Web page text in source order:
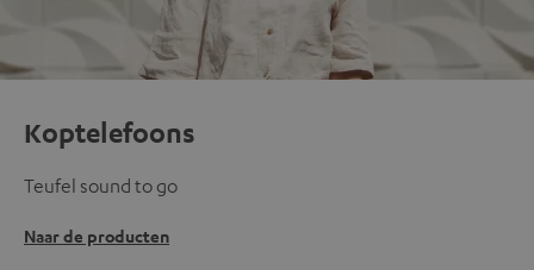
Koptelefoons
Teufel sound to go
Naar de producten